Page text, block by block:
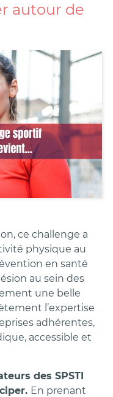
autour de
ce challenge a
physique au
en santé
au sein des
une belle
l’expertise
adhérentes,
accessible et
des SPSTI
En prenant